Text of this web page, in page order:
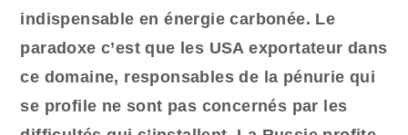
indispensable en énergie carbonée. Le
paradoxe c’est que les USA exportateur dans
ce domaine, responsables de la pénurie qui
se profile ne sont pas concernés par les